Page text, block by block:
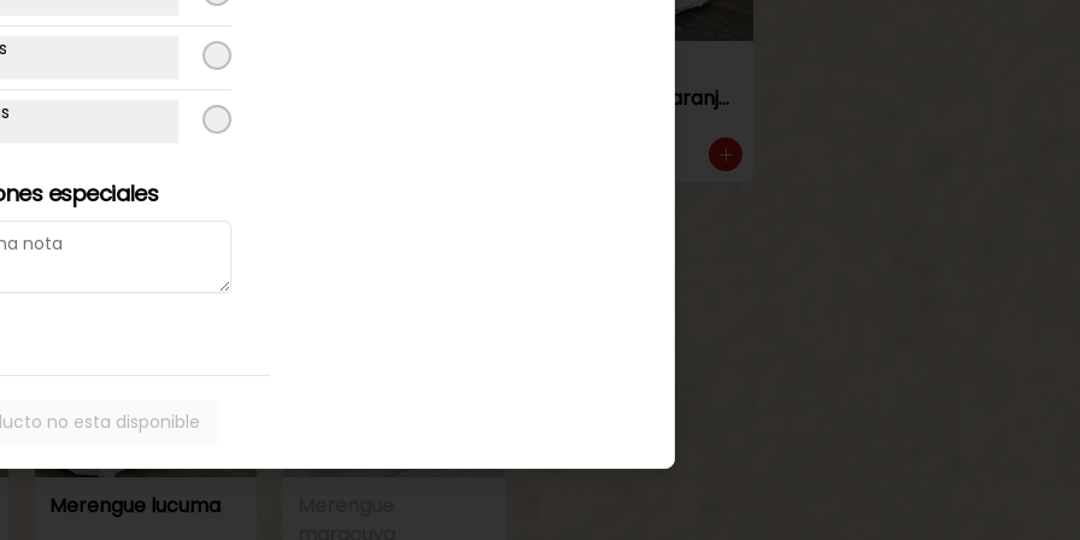
panqueque
chocolate manjar
panqueque naranja
Merengue lucuma
especiales
no esta disponible